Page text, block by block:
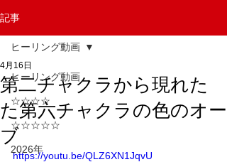
記事
ヒーリング動画
☆☆☆☆
☆☆☆☆☆
2026年
ヒーリング動画
第二チャクラから現れた
た第六チャクラの色のオー
ブ
4月16日
https://youtu.be/QLZ6XN1JqvU